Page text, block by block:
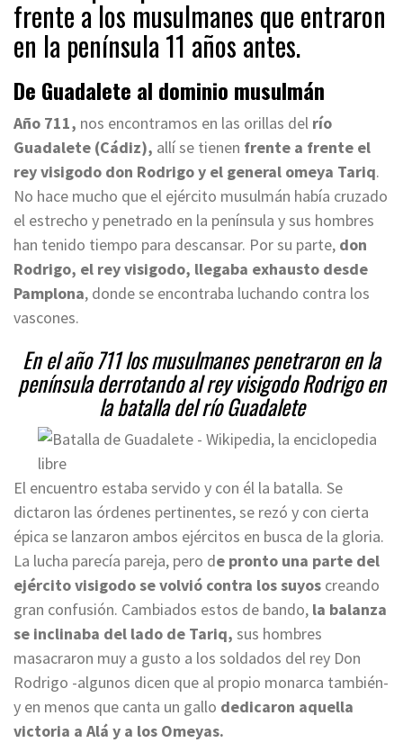
frente a los musulmanes que entraron
en la península 11 años antes.
De Guadalete al dominio musulmán
Año 711, nos encontramos en las orillas del río
Guadalete (Cádiz), allí se tienen frente a frente el
rey visigodo don Rodrigo y el general omeya Tariq.
No hace mucho que el ejército musulmán había cruzado
el estrecho y penetrado en la península y sus hombres
han tenido tiempo para descansar. Por su parte, don
Rodrigo, el rey visigodo, llegaba exhausto desde
Pamplona, donde se encontraba luchando contra los
vascones.
En el año 711 los musulmanes penetraron en la
península derrotando al rey visigodo Rodrigo en
la batalla del río Guadalete
El encuentro estaba servido y con él la batalla. Se
dictaron las órdenes pertinentes, se rezó y con cierta
épica se lanzaron ambos ejércitos en busca de la gloria.
La lucha parecía pareja, pero de pronto una parte del
ejército visigodo se volvió contra los suyos creando
gran confusión. Cambiados estos de bando, la balanza
se inclinaba del lado de Tariq, sus hombres
masacraron muy a gusto a los soldados del rey Don
Rodrigo -algunos dicen que al propio monarca también-
y en menos que canta un gallo dedicaron aquella
victoria a Alá y a los Omeyas.